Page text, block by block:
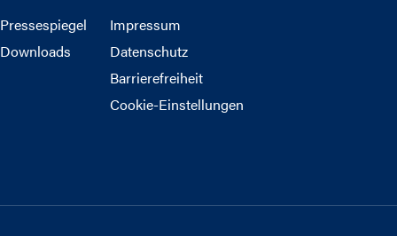
Pressespiegel
Downloads
Impressum
Datenschutz
Barrierefreiheit
Cookie-Einstellungen